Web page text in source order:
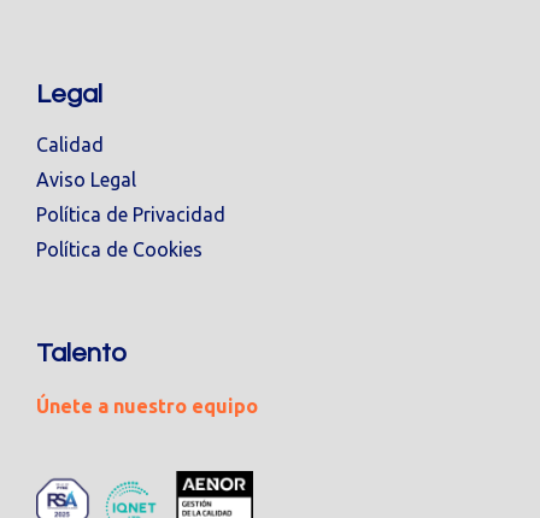
Legal
Calidad
Aviso Legal
Política de Privacidad
Política de Cookies
Talento
Únete a nuestro equipo